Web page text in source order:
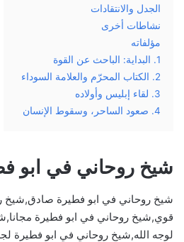
الجدل والانتقادات
نشاطات أخرى
مؤلفاته
1. البداية: الباحث عن القوة
2. الكتاب المحرّم والعلامة السوداء
3. لقاء إبليس وأولاده
4. صعود الساحر، وسقوط الإنسان
شيخ روحاني في ابو
شيخ روحاني في ابو فطيرة صادق,شيخ
قوي,شيخ روحاني في ابو فطيرة
لوجه الله,شيخ روحاني في ابو فطيرة